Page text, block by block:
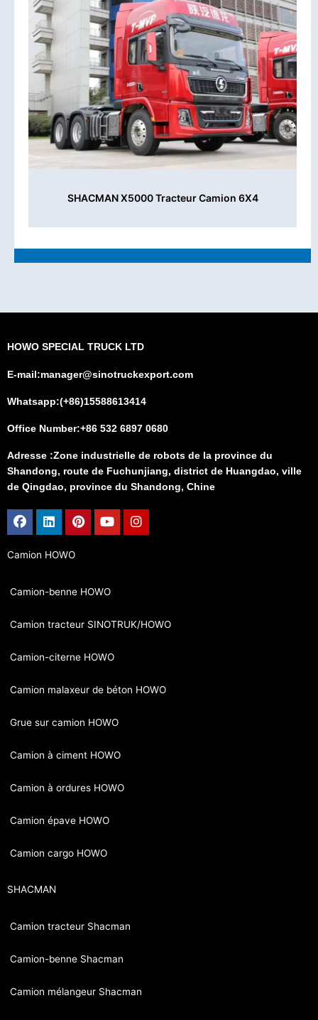
SHACMAN X5000 Tracteur Camion 6X4
HOWO SPECIAL TRUCK LTD
E-mail:manager@sinotruckexport.com
Whatsapp:(+86)15588613414
Office Number:+86 532 6897 0680
Adresse :Zone industrielle de robots de la province du
Shandong, route de Fuchunjiang, district de Huangdao, ville
de Qingdao, province du Shandong, Chine
Facebook
LinkedinPinterest
YoutubeInstagram
Camion HOWO
Camion-benne HOWO
Camion tracteur SINOTRUK/HOWO
Camion-citerne HOWO
Camion malaxeur de béton HOWO
Grue sur camion HOWO
Camion à ciment HOWO
Camion à ordures HOWO
Camion épave HOWO
Camion cargo HOWO
SHACMAN
Camion tracteur Shacman
Camion-benne Shacman
Camion mélangeur Shacman